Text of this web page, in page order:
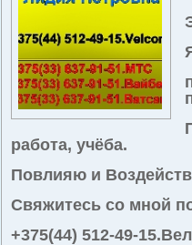
работа, учёба.
Повлияю и
Свяжитесь со мной
+375(44) 512-49-